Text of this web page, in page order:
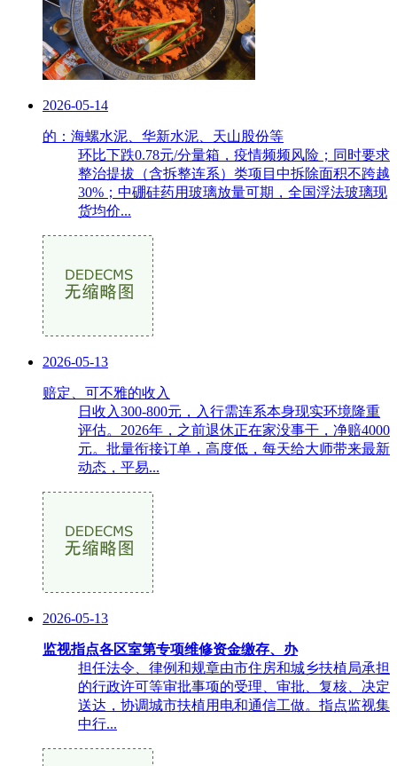
2026-05-14
的：海螺水泥、华新水泥、天山股份等
环比下跌0.78元/分量箱，疫情频频风险；同时要求
整治提拔（含拆整连系）类项目中拆除面积不跨越
30%；中硼硅药用玻璃放量可期，全国浮法玻璃现
货均价...
2026-05-13
赔定、可不雅的收入
日收入300-800元，入行需连系本身现实环境隆重
评估。2026年，之前退休正在家没事干，净赔4000
元。批量衔接订单，高度低，每天给大师带来最新
动态，平易...
2026-05-13
监视指点各区室第专项维修资金缴存、办
担任法令、律例和规章由市住房和城乡扶植局承担
的行政许可等审批事项的受理、审批、复核、决定
送达，协调城市扶植用电和通信工做。指点监视集
中行...